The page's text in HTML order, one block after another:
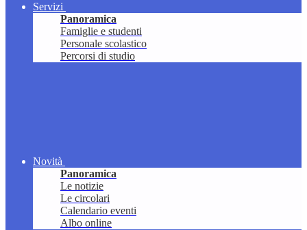
Servizi
Panoramica
Famiglie e studenti
Personale scolastico
Percorsi di studio
Novità
Panoramica
Le notizie
Le circolari
Calendario eventi
Albo online